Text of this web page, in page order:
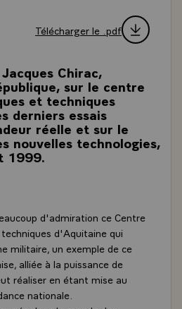
Télécharger le .pdf
Chirac,
sur le centre
et techniques
derniers essais
réelle et sur le
nouvelles technologies,
1999.
d'admiration ce Centre
d'Aquitaine qui
militaire, un exemple de ce
alliée à la puissance de
réaliser en étant mise au
nationale.